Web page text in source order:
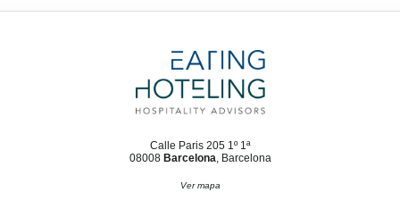
Calle Paris 205 1º 1ª
08008 Barcelona, Barcelona
Ver mapa